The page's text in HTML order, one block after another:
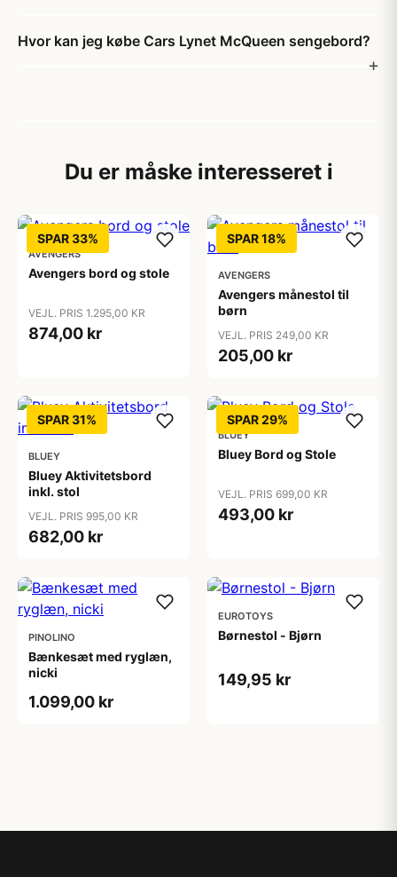
Hvor kan jeg købe Cars Lynet McQueen sengebord?
Du er måske interesseret i
SPAR 33%
AVENGERS
Avengers bord og stole
VEJL. PRIS 1.295,00 KR
874,00 kr
SPAR 18%
AVENGERS
Avengers månestol til
børn
VEJL. PRIS 249,00 KR
205,00 kr
SPAR 31%
BLUEY
Bluey Aktivitetsbord
inkl. stol
VEJL. PRIS 995,00 KR
682,00 kr
SPAR 29%
BLUEY
Bluey Bord og Stole
VEJL. PRIS 699,00 KR
493,00 kr
PINOLINO
Bænkesæt med ryglæn,
nicki
1.099,00 kr
EUROTOYS
Børnestol - Bjørn
149,95 kr